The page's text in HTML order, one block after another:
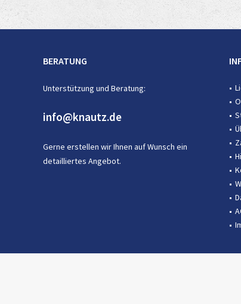
BERATUNG
Unterstützung und Beratung:
info@knautz.de
Gerne erstellen wir Ihnen auf Wunsch ein
detailliertes Angebot.